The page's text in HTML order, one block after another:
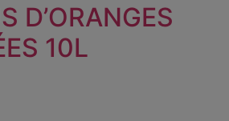
D’ORANGES
10L